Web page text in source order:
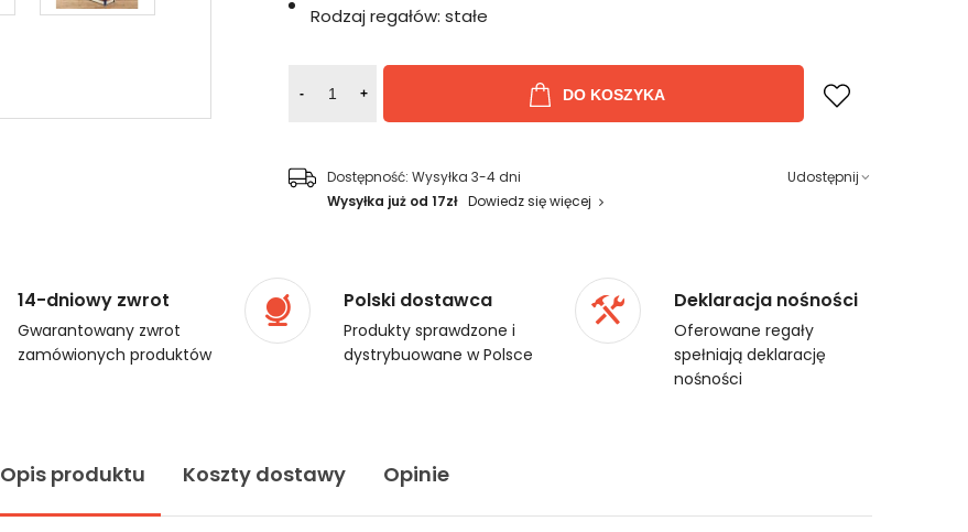
Rodzaj regałów: stałe
- + DO KOSZYKA
Dostępność: Wysyłka 3-4 dni
Wysyłka już od 17zł Dowiedz się więcej
Udostępnij
14-dniowy zwrot
Gwarantowany zwrot
zamówionych produktów
Polski dostawca
Produkty sprawdzone i
dystrybuowane w Polsce
Deklaracja nośności
Oferowane regały
spełniają deklarację
nośności
Opis produktu Koszty dostawy Opinie